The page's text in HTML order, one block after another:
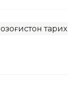
Қозоғистон тарихи